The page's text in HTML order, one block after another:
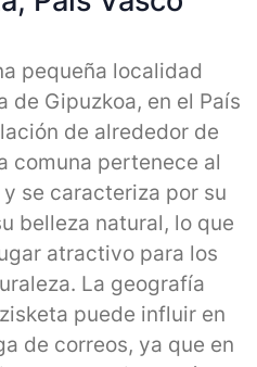
pequeña localidad
de Gipuzkoa, en el País
de alrededor de
comuna pertenece al
se caracteriza por su
belleza natural, lo que
atractivo para los
La geografía
puede influir en
de correos, ya que en